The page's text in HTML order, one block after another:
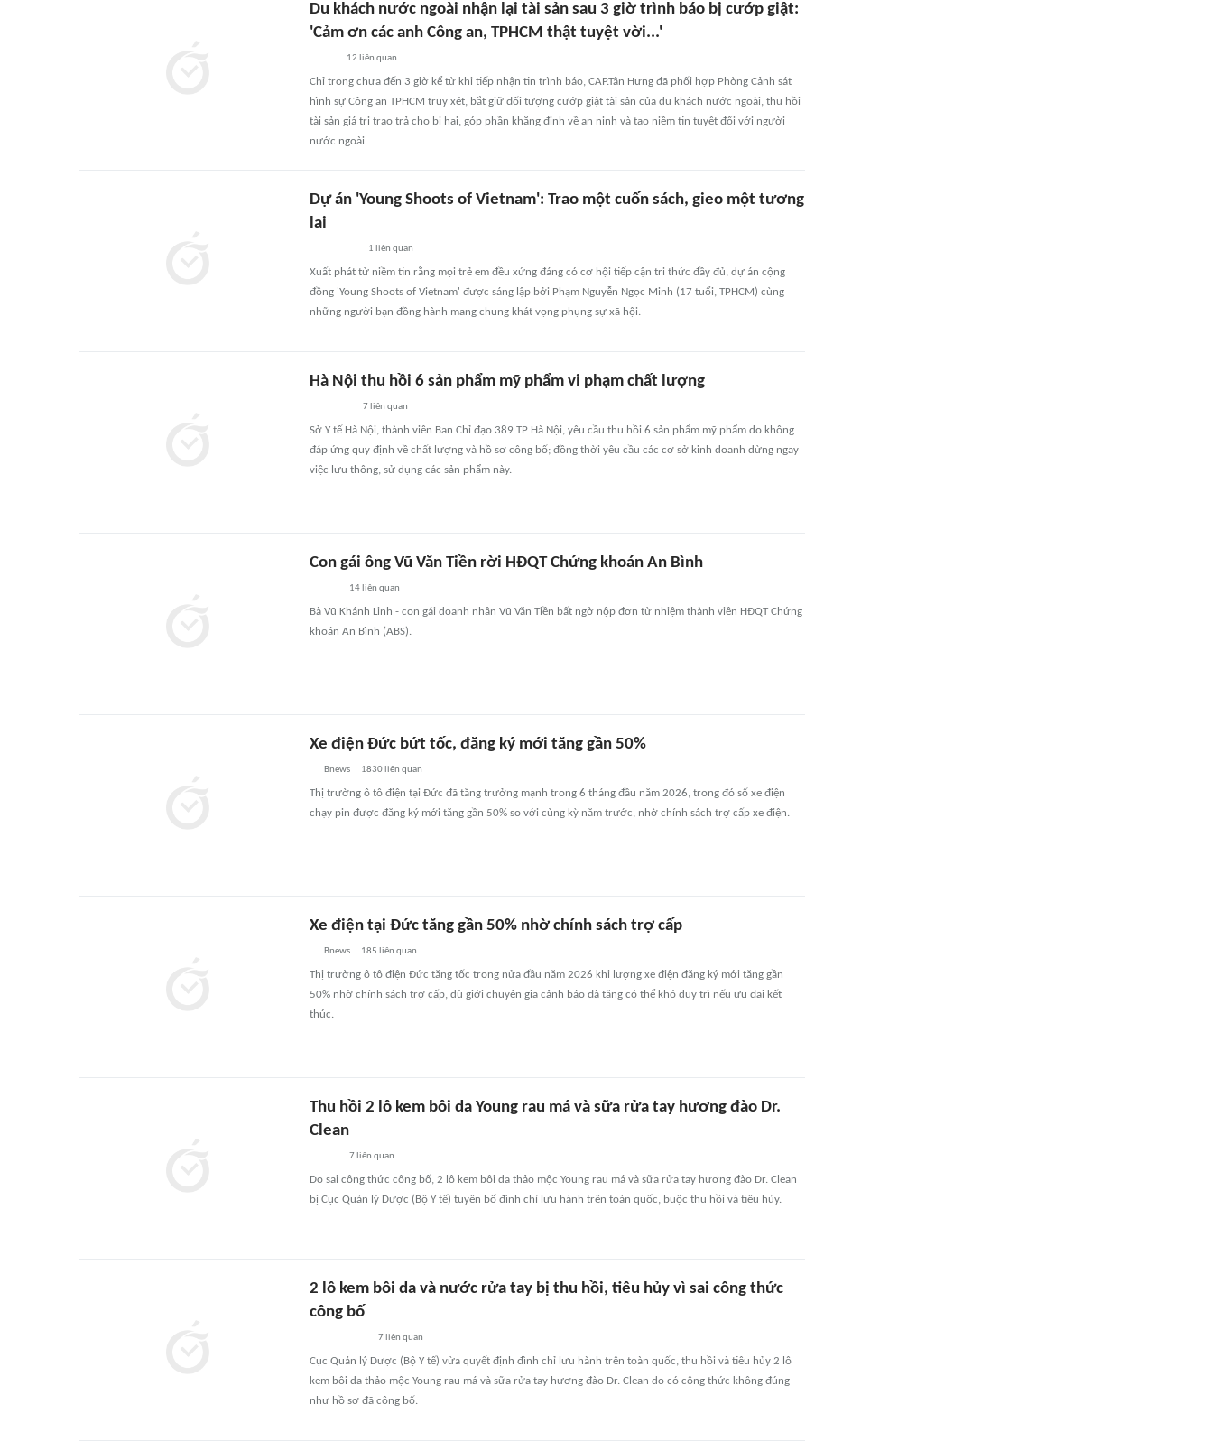
Du khách nước ngoài nhận lại tài sản sau 3 giờ trình báo bị cướp giật:
'Cảm ơn các anh Công an, TPHCM thật tuyệt vời...'
12 liên quan
Chỉ trong chưa đến 3 giờ kể từ khi tiếp nhận tin trình báo, CAP.Tân Hưng đã phối hợp Phòng Cảnh sát
hình sự Công an TPHCM truy xét, bắt giữ đối tượng cướp giật tài sản của du khách nước ngoài, thu hồi
tài sản giá trị trao trả cho bị hại, góp phần khẳng định về an ninh và tạo niềm tin tuyệt đối với người
nước ngoài.
Dự án 'Young Shoots of Vietnam': Trao một cuốn sách, gieo một tương
lai
1 liên quan
Xuất phát từ niềm tin rằng mọi trẻ em đều xứng đáng có cơ hội tiếp cận tri thức đầy đủ, dự án cộng
đồng 'Young Shoots of Vietnam' được sáng lập bởi Phạm Nguyễn Ngọc Minh (17 tuổi, TPHCM) cùng
những người bạn đồng hành mang chung khát vọng phụng sự xã hội.
Hà Nội thu hồi 6 sản phẩm mỹ phẩm vi phạm chất lượng
7 liên quan
Sở Y tế Hà Nội, thành viên Ban Chỉ đạo 389 TP Hà Nội, yêu cầu thu hồi 6 sản phẩm mỹ phẩm do không
đáp ứng quy định về chất lượng và hồ sơ công bố; đồng thời yêu cầu các cơ sở kinh doanh dừng ngay
việc lưu thông, sử dụng các sản phẩm này.
Con gái ông Vũ Văn Tiền rời HĐQT Chứng khoán An Bình
14 liên quan
Bà Vũ Khánh Linh - con gái doanh nhân Vũ Văn Tiền bất ngờ nộp đơn từ nhiệm thành viên HĐQT Chứng
khoán An Bình (ABS).
Xe điện Đức bứt tốc, đăng ký mới tăng gần 50%
Bnews 1830 liên quan
Thị trường ô tô điện tại Đức đã tăng trưởng mạnh trong 6 tháng đầu năm 2026, trong đó số xe điện
chạy pin được đăng ký mới tăng gần 50% so với cùng kỳ năm trước, nhờ chính sách trợ cấp xe điện.
Xe điện tại Đức tăng gần 50% nhờ chính sách trợ cấp
Bnews 185 liên quan
Thị trường ô tô điện Đức tăng tốc trong nửa đầu năm 2026 khi lượng xe điện đăng ký mới tăng gần
50% nhờ chính sách trợ cấp, dù giới chuyên gia cảnh báo đà tăng có thể khó duy trì nếu ưu đãi kết
thúc.
Thu hồi 2 lô kem bôi da Young rau má và sữa rửa tay hương đào Dr.
Clean
7liên quan
Do sai công thức công bố, 2 lô kem bôi da thảo mộc Young rau má và sữa rửa tay hương đào Dr. Clean
bị Cục Quản lý Dược (Bộ Y tế) tuyên bố đình chỉ lưu hành trên toàn quốc, buộc thu hồi và tiêu hủy.
2 lô kem bôi da và nước rửa tay bị thu hồi, tiêu hủy vì sai công thức
công bố
7 liên quan
Cục Quản lý Dược (Bộ Y tế) vừa quyết định đình chỉ lưu hành trên toàn quốc, thu hồi và tiêu hủy 2 lô
kem bôi da thảo mộc Young rau má và sữa rửa tay hương đào Dr. Clean do có công thức không đúng
như hồ sơ đã công bố.